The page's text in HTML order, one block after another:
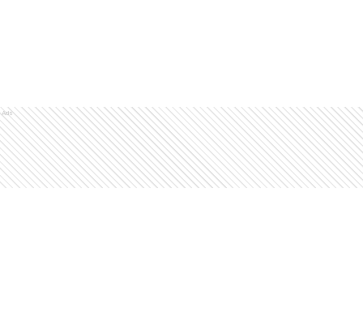
Ads